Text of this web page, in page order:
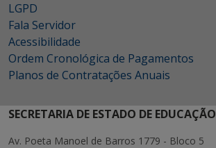
LGPD
Fala Servidor
Acessibilidade
Ordem Cronológica de Pagamentos
Planos de Contratações Anuais
SECRETARIA DE ESTADO DE EDUCAÇÃO
Av. Poeta Manoel de Barros 1779 - Bloco 5